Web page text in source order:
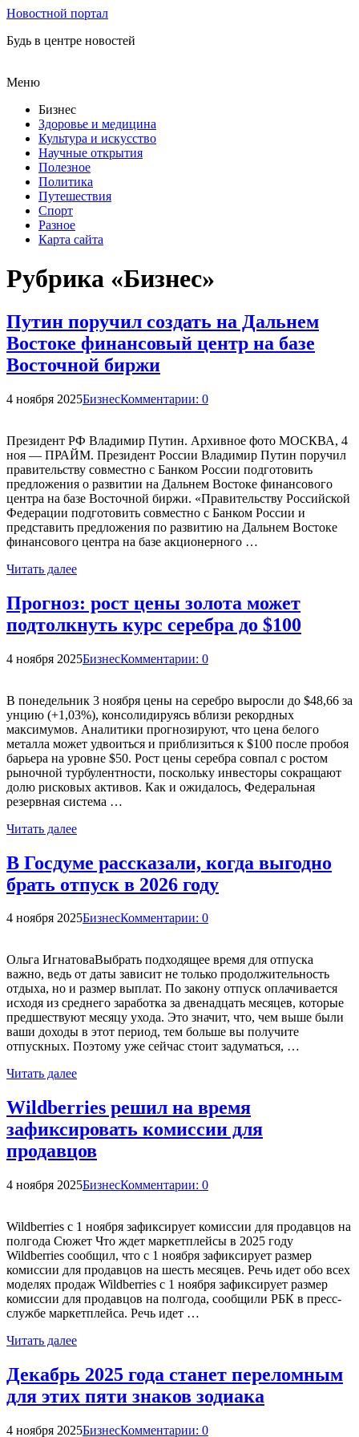
Новостной портал
Будь в центре новостей
Меню
Бизнес
Здоровье и медицина
Культура и искусство
Научные открытия
Полезное
Политика
Путешествия
Спорт
Разное
Карта сайта
Рубрика «Бизнес»
Путин поручил создать на Дальнем
Востоке финансовый центр на базе
Восточной биржи
4 ноября 2025БизнесКомментарии: 0
Президент РФ Владимир Путин. Архивное фото МОСКВА, 4
ноя — ПРАЙМ. Президент России Владимир Путин поручил
правительству совместно с Банком России подготовить
предложения о развитии на Дальнем Востоке финансового
центра на базе Восточной биржи. «Правительству Российской
Федерации подготовить совместно с Банком России и
представить предложения по развитию на Дальнем Востоке
финансового центра на базе акционерного …
Читать далее
Прогноз: рост цены золота может
подтолкнуть курс серебра до $100
4 ноября 2025БизнесКомментарии: 0
В понедельник 3 ноября цены на серебро выросли до $48,66 за
унцию (+1,03%), консолидируясь вблизи рекордных
максимумов. Аналитики прогнозируют, что цена белого
металла может удвоиться и приблизиться к $100 после пробоя
барьера на уровне $50. Рост цены серебра совпал с ростом
рыночной турбулентности, поскольку инвесторы сокращают
долю рисковых активов. Как и ожидалось, Федеральная
резервная система …
Читать далее
В Госдуме рассказали, когда выгодно
брать отпуск в 2026 году
4 ноября 2025БизнесКомментарии: 0
Ольга ИгнатоваВыбрать подходящее время для отпуска
важно, ведь от даты зависит не только продолжительность
отдыха, но и размер выплат. По закону отпуск оплачивается
исходя из среднего заработка за двенадцать месяцев, которые
предшествуют месяцу ухода. Это значит, что, чем выше были
ваши доходы в этот период, тем больше вы получите
отпускных. Поэтому уже сейчас стоит задуматься, …
Читать далее
Wildberries решил на время
зафиксировать комиссии для
продавцов
4 ноября 2025БизнесКомментарии: 0
Wildberries с 1 ноября зафиксирует комиссии для продавцов на
полгода Сюжет Что ждет маркетплейсы в 2025 году
Wildberries сообщил, что с 1 ноября зафиксирует размер
комиссии для продавцов на шесть месяцев. Речь идет обо всех
моделях продаж Wildberries с 1 ноября зафиксирует размер
комиссии для продавцов на полгода, сообщили РБК в пресс-
службе маркетплейса. Речь идет …
Читать далее
Декабрь 2025 года станет переломным
для этих пяти знаков зодиака
4 ноября 2025БизнесКомментарии: 0